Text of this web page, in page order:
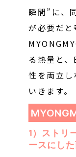
瞬間”に、
が必要だと
る熱量と
性を両立
いきます。
1）ストリ
ースにし